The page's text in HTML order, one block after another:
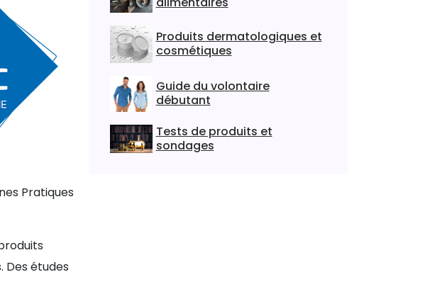
Pratiques
Des études
Produits dermatologiques et
cosmétiques
Guide du volontaire
débutant
Tests de produits et
sondages